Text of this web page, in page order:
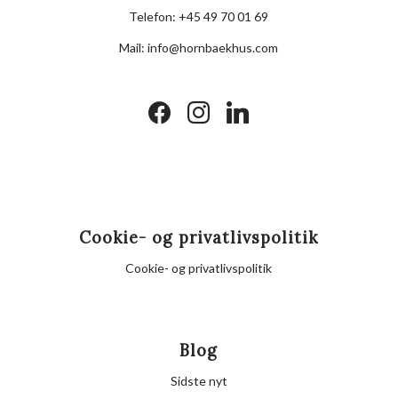
Telefon: +45 49 70 01 69
Mail:info@hornbaekhus.com
facebookinstagramlinkedin
Cookie- og privatlivspolitik
Cookie- og privatlivspolitik
Blog
Sidste nyt